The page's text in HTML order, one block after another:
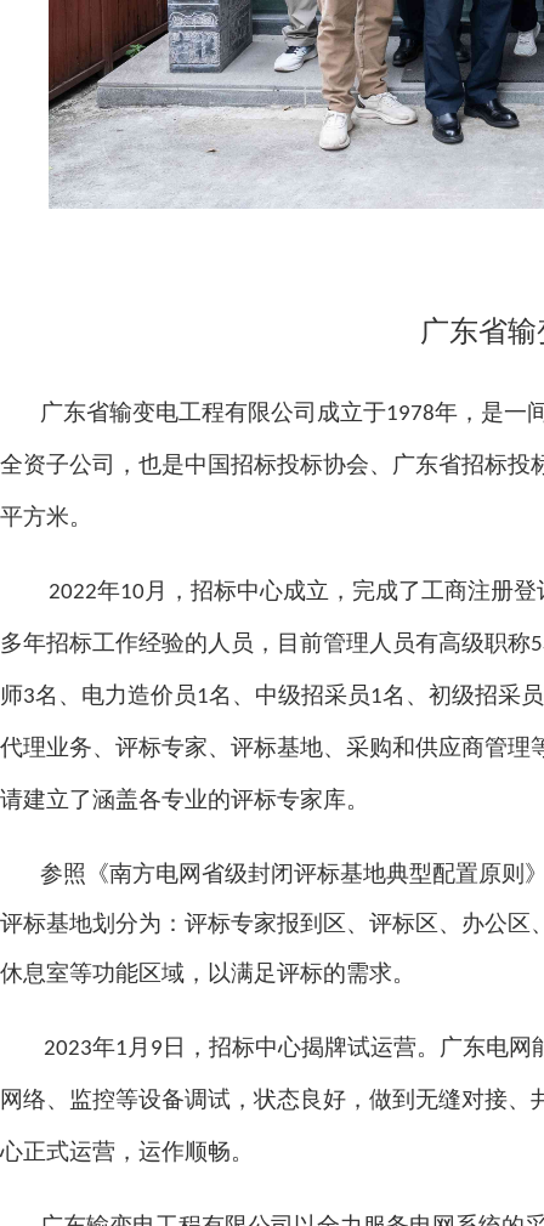
广东省
广东省输变电工程有限公司成立于1978年，是一
全资子公司，也是中国招标投标协会、广东省招标
平方米。
2022年10 月，招标中心成立，完成了工商注册
多年招标工作经验的人员，目前管理人员有高级职称5
师3名、电力造价员1名、中级招采员1名、初级招采员
代理业务、评标专家、评标基地、采购和供应商管理
请建立了涵盖各专业的评标专家库。
参照《南方电网省级封闭评标基地典型配置原则
评标基地划分为：评标专家报到区、评标区、办公
休息室等功能区域，以满足评标的需求。
2023年1 月 9 日，招标中心揭牌试运营。广东电
网络、监控等设备调试，状态良好，做到无缝对接
心正式运营，运作顺畅。